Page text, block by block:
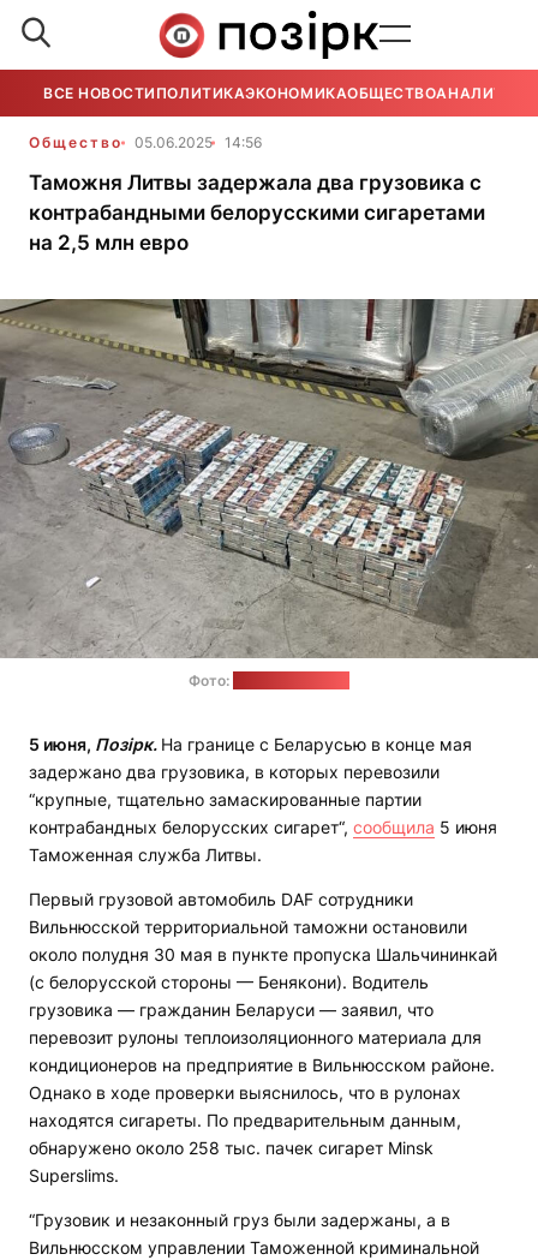
ВСЕ НОВОСТИ ПОЛИТИКАЭКОНОМИКАОБЩЕСТВОАНАЛИТИКА
Общество 05.06.2025 14:56
Таможня Литвы задержала два грузовика с
контрабандными белорусскими сигаретами
на 2,5 млн евро
Фото:
5 июня, Позірк. На границе с Беларусью в конце мая
задержано два грузовика, в которых перевозили
“крупные, тщательно замаскированные партии
контрабандных белорусских сигарет“, сообщила 5 июня
Таможенная служба Литвы.
Первый грузовой автомобиль DAF сотрудники
Вильнюсской территориальной таможни остановили
около полудня 30 мая в пункте пропуска Шальчининкай
(с белорусской стороны — Бенякони). Водитель
грузовика — гражданин Беларуси — заявил, что
перевозит рулоны теплоизоляционного материала для
кондиционеров на предприятие в Вильнюсском районе.
Однако в ходе проверки выяснилось, что в рулонах
находятся сигареты. По предварительным данным,
обнаружено около 258 тыс. пачек сигарет Minsk
Superslims.
“Грузовик и незаконный груз были задержаны, а в
Вильнюсском управлении Таможенной криминальной